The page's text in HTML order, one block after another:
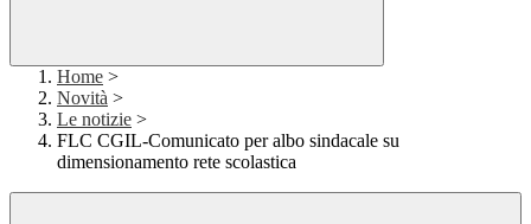
Home >
Novità >
Le notizie >
FLC CGIL-Comunicato per albo sindacale su
dimensionamento rete scolastica